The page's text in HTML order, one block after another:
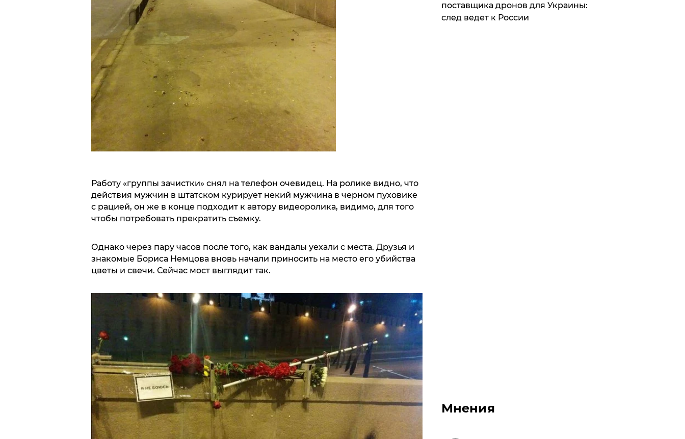
Работу «группы зачистки» снял на телефон очевидец. На ролике видно, что
действия мужчин в штатском курирует некий мужчина в черном пуховике
с рацией, он же в конце подходит к автору видеоролика, видимо, для того
чтобы потребовать прекратить съемку.
Однако через пару часов после того, как вандалы уехали с места. Друзья и
знакомые Бориса Немцова вновь начали приносить на место его убийства
цветы и свечи. Сейчас мост выглядит так.
поставщика дронов для Украины:
след ведет к России
Мнения